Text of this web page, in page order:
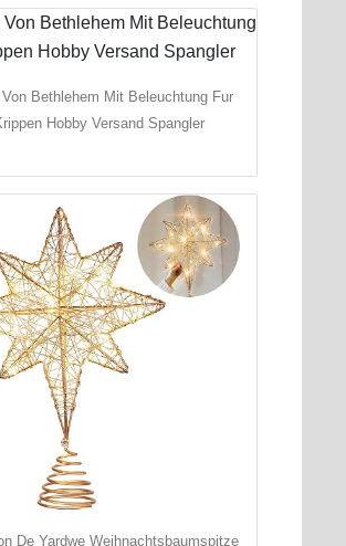
Bethlehem Mit Beleuchtung Fur
Hobby Versand Spangler
De Yardwe Weihnachtsbaumspitze